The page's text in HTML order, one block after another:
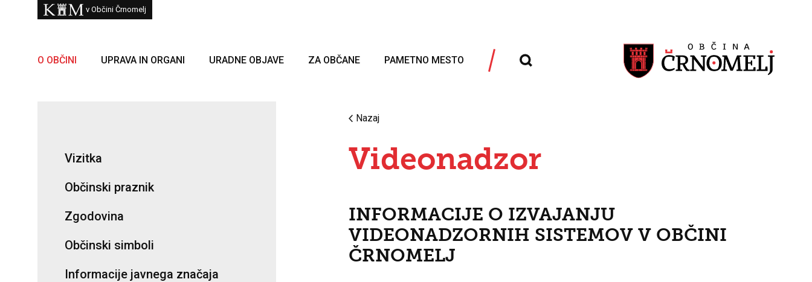
Skoči na vsebino Kam
v Občini Črnomelj
O OBČINI UPRAVA IN ORGANI URADNE OBJAVE ZA OBČANE PAMETNO MESTO
Vizitka
Občinski praznik
Zgodovina
Občinski simboli
Informacije javnega značaja
Nazaj
Videonadzor
INFORMACIJE O IZVAJANJU
VIDEONADZORNIH SISTEMOV V OBČINI
ČRNOMELJ